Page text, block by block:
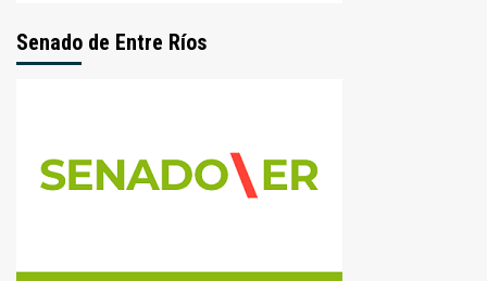
Senado de Entre Ríos